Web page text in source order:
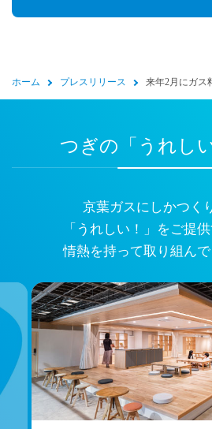
ホーム プレスリリース 来年2月にガス
つぎの「うれし
京葉ガスにしかつく
「うれしい！」をご提供
情熱を持って取り組んで